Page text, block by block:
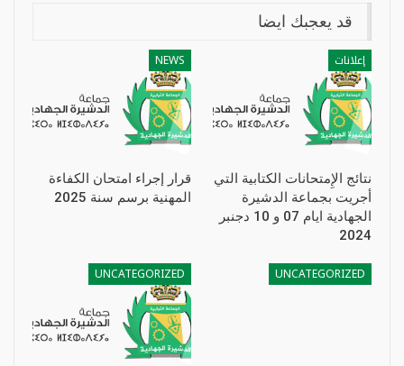
قد يعجبك ايضا
إعلانات
نتائج الإِمتحانات الكتابية التي
أجريت بجماعة الدشيرة
الجهادية ايام 07 و 10 دجنبر
2024
NEWS
قرار إجراء امتحان الكفاءة
المهنية برسم سنة 2025
UNCATEGORIZED
UNCATEGORIZED